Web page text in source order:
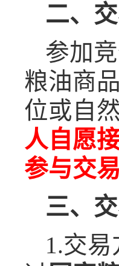
二、
参加
粮油商
位或自
人自愿
参与交
三、
1.交易